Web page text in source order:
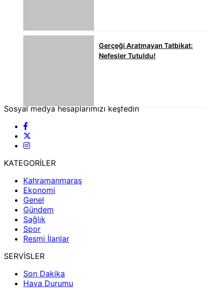
Gerçeği Aratmayan Tatbikat:
Nefesler Tutuldu!
Sosyal medya hesaplarımızı keşfedin
KATEGORİLER
Kahramanmaraş
Ekonomi
Genel
Gündem
Sağlık
Spor
Resmi İlanlar
SERVİSLER
Son Dakika
Hava Durumu